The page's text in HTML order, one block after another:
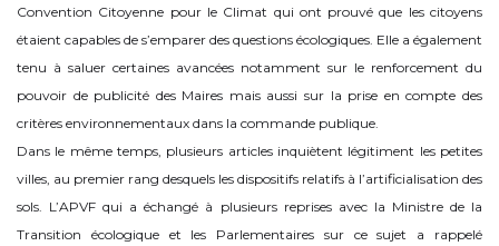
Convention Citoyenne pour le Climat qui ont prouvé que les citoyens
étaient capables de s’emparer des questions écologiques. Elle a également
tenu à saluer certaines avancées notamment sur le renforcement du
pouvoir de publicité des Maires mais aussi sur la prise en compte des
critères environnementaux dans la commande publique.
Dans le même temps, plusieurs articles inquiètent légitiment les petites
villes, au premier rang desquels les dispositifs relatifs à l’artificialisation des
sols. L’APVF qui a échangé à plusieurs reprises avec la Ministre de la
Transition écologique et les Parlementaires sur ce sujet a rappelé